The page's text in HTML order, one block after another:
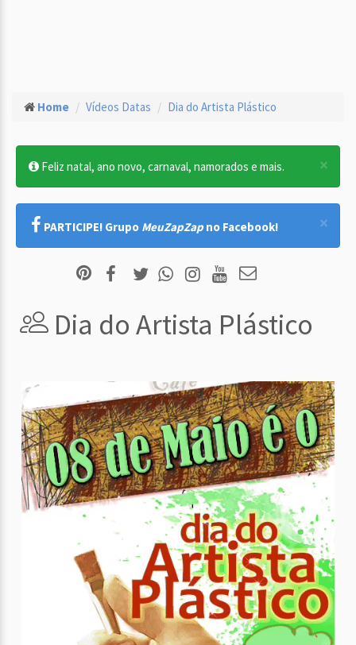
Home Vídeos Datas Dia do Artista Plástico
×
Feliz natal, ano novo, carnaval, namorados e mais.
×
PARTICIPE! Grupo MeuZapZap no Facebook!
Dia do Artista Plástico